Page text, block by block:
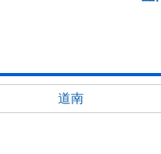
道南